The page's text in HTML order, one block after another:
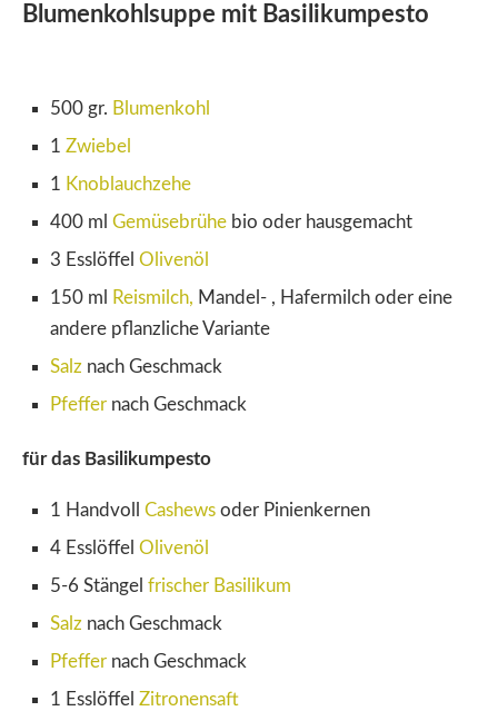
Blumenkohlsuppe mit Basilikumpesto
500 gr. Blumenkohl
1 Zwiebel
1 Knoblauchzehe
400 ml Gemüsebrühe bio oder hausgemacht
3 Esslöffel Olivenöl
150 ml
Reismilch, Mandel- , Hafermilch oder eine
andere pflanzliche Variante
Salz nach Geschmack
Pfeffer nach Geschmack
für das Basilikumpesto
1 Handvoll Cashews oder Pinienkernen
4 Esslöffel Olivenöl
5-6 Stängel frischer Basilikum
Salz nach Geschmack
Pfeffer nach Geschmack
1 Esslöffel Zitronensaft